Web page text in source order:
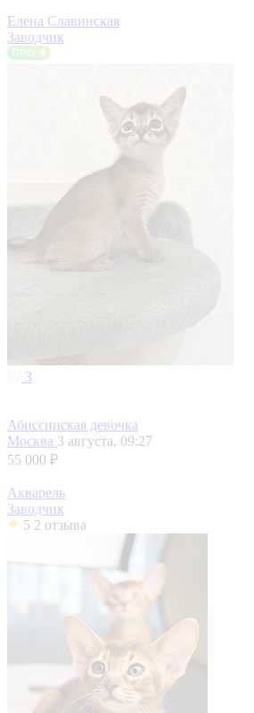
Елена Славинская
Заводчик
3
Абиссинская девочка
Москва 3 августа, 09:27
55 000 ₽
Акварель
Заводчик
5 2 отзыва